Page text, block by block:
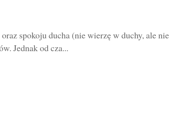
spokoju ducha (nie wierzę w duchy, ale nie
Jednak od cza...